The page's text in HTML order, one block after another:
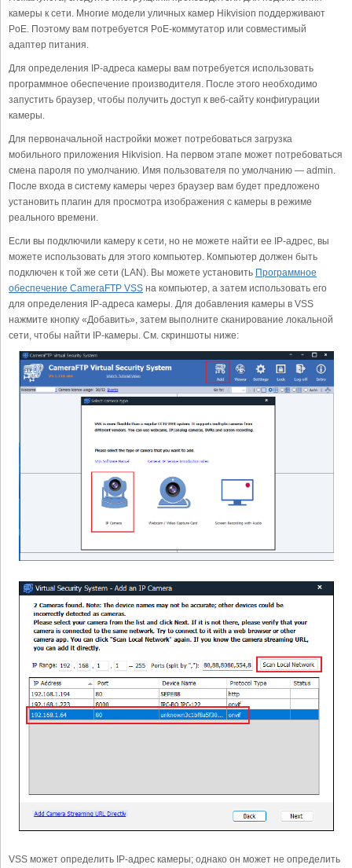
камеры к сети. Многие модели уличных камер Hikvision поддерживают
PoE. Поэтому вам потребуется PoE-коммутатор или совместимый
адаптер питания.
Для определения IP-адреса камеры вам потребуется использовать
программное обеспечение производителя. После этого необходимо
запустить браузер, чтобы получить доступ к веб-сайту конфигурации
камеры.
Для первоначальной настройки может потребоваться загрузка
мобильного приложения Hikvision. На первом этапе может потребоваться
смена пароля по умолчанию. Имя пользователя по умолчанию — admin.
После входа в систему камеры через браузер вам будет предложено
установить плагин для просмотра изображения с камеры в режиме
реального времени.
Если вы подключили камеру к сети, но не можете найти ее IP-адрес, вы
можете использовать для этого компьютер. Компьютер должен быть
подключен к той же сети (LAN). Вы можете установить Программное
обеспечение CameraFTP VSS на компьютер, а затем использовать его
для определения IP-адреса камеры. Для добавления камеры в VSS
нажмите кнопку «Добавить», затем выполните сканирование локальной
сети, чтобы найти IP-камеры. См. скриншоты ниже:
VSS может определить IP-адрес камеры; однако он может не определить